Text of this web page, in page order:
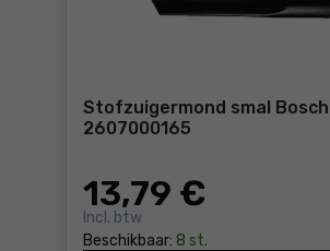
Stofzuigermond smal Bosch
2607000165
13,79 €
Incl. btw
Beschikbaar: 8 st.